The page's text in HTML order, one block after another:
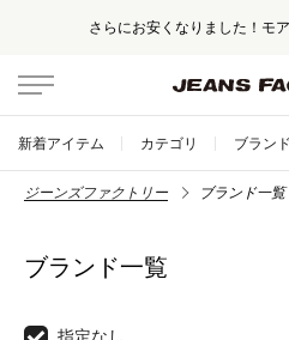
さらにお安くなりました！モ
新着アイテム カテゴリ ブランド
ジーンズファクトリー ブランド一覧
ブランド一覧